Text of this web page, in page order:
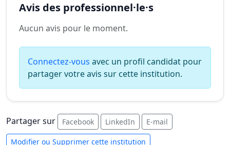
Avis des professionnel·le·s
Aucun avis pour le moment.
Connectez-vous avec un profil candidat pour
partager votre avis sur cette institution.
Partager sur Facebook LinkedIn E-mail
Modifier ou Supprimer cette institution